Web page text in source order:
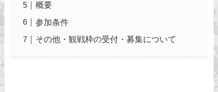
概要
参加条件
その他・観戦枠の受付・募集について